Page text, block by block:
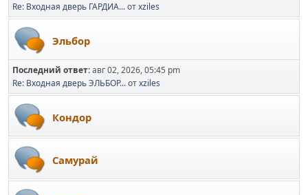
Re: Входная дверь ГАРДИА...отxziles
Эльбор
Последний ответ:авг 02, 2026, 05:45 pm
Re: Входная дверь ЭЛЬБОР...отxziles
Кондор
Самурай